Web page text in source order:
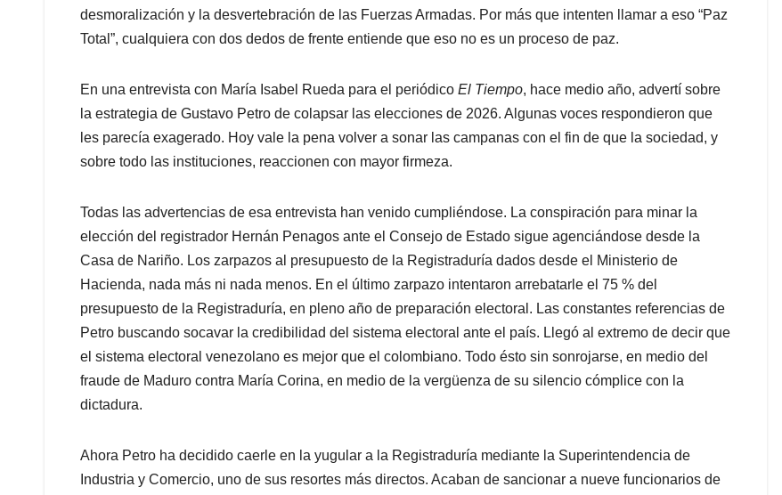
desmoralización y la desvertebración de las Fuerzas Armadas. Por más que intenten llamar a eso “Paz
Total”, cualquiera con dos dedos de frente entiende que eso no es un proceso de paz.
En una entrevista con María Isabel Rueda para el periódico El Tiempo, hace medio año, advertí sobre
la estrategia de Gustavo Petro de colapsar las elecciones de 2026. Algunas voces respondieron que
les parecía exagerado. Hoy vale la pena volver a sonar las campanas con el fin de que la sociedad, y
sobre todo las instituciones, reaccionen con mayor firmeza.
Todas las advertencias de esa entrevista han venido cumpliéndose. La conspiración para minar la
elección del registrador Hernán Penagos ante el Consejo de Estado sigue agenciándose desde la
Casa de Nariño. Los zarpazos al presupuesto de la Registraduría dados desde el Ministerio de
Hacienda, nada más ni nada menos. En el último zarpazo intentaron arrebatarle el 75 % del
presupuesto de la Registraduría, en pleno año de preparación electoral. Las constantes referencias de
Petro buscando socavar la credibilidad del sistema electoral ante el país. Llegó al extremo de decir que
el sistema electoral venezolano es mejor que el colombiano. Todo ésto sin sonrojarse, en medio del
fraude de Maduro contra María Corina, en medio de la vergüenza de su silencio cómplice con la
dictadura.
Ahora Petro ha decidido caerle en la yugular a la Registraduría mediante la Superintendencia de
Industria y Comercio, uno de sus resortes más directos. Acaban de sancionar a nueve funcionarios de